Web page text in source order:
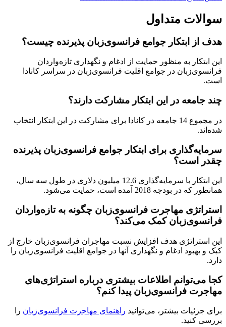
سوالات متداول
هدف از ابتکار جوامع فرانسوی‌زبان پذیرنده چیست؟
این ابتکار به منظور حمایت از ادغام و نگهداری تازه‌واردان
فرانسوی‌زبان در جوامع اقلیت فرانسوی‌زبان در سراسر کانادا
است.
چند جامعه در این ابتکار مشارکت دارند؟
در مجموع 14 جامعه در کانادا برای مشارکت در این ابتکار انتخاب
شده‌اند.
سرمایه‌گذاری برای ابتکار جوامع فرانسوی‌زبان پذیرنده
چقدر است؟
این ابتکار با سرمایه‌گذاری 12.6 میلیون دلاری در طول سه سال،
همانطور که در بودجه 2018 آمده است، حمایت می‌شود.
استراتژی مهاجرت فرانسوی‌زبان چگونه به تازه‌واردان
فرانسوی‌زبان کمک می‌کند؟
این استراتژی هدف افزایش نسبت مهاجران فرانسوی‌زبان خارج از
کبک و بهبود ادغام و نگهداری آنها در جوامع اقلیت فرانسوی‌زبان را
دارد.
کجا می‌توانم اطلاعات بیشتری درباره استراتژی‌های
مهاجرت فرانسوی‌زبان پیدا کنم؟
برای جزئیات بیشتر، می‌توانید راهنمای مهاجرت فرانسوی‌زبان را
بررسی کنید.